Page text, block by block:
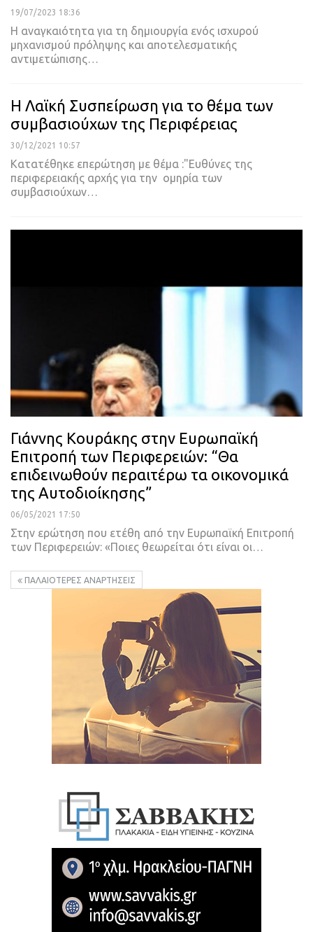
19/07/2023 18:36
Η αναγκαιότητα για τη δημιουργία ενός ισχυρού
μηχανισμού πρόληψης και αποτελεσματικής
αντιμετώπισης
Η Λαϊκή Συσπείρωση για το θέμα των
συμβασιούχων της Περιφέρειας
30/12/2021 10:57
Κατατέθηκε επερώτηση με θέμα :"Ευθύνες της
περιφερειακής αρχής για την ομηρία των
συμβασιούχων
Γιάννης Κουράκης στην Ευρωπαϊκή
Επιτροπή των Περιφερειών: “Θα
επιδεινωθούν περαιτέρω τα οικονομικά
της Αυτοδιοίκησης”
06/05/2021 17:50
Στην ερώτηση που ετέθη από την Ευρωπαϊκή Επιτροπή
των Περιφερειών: «Ποιες θεωρείται ότι είναι οι…
ΠΑΛΑΙΌΤΕΡΕΣ ΑΝΑΡΤΉΣΕΙΣ